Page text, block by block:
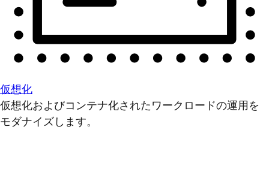
仮想化
仮想化およびコンテナ化されたワークロードの運用を
モダナイズします。